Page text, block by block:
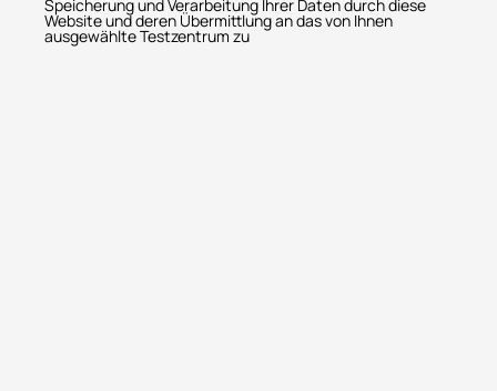
Speicherung und Verarbeitung Ihrer Daten durch diese
Website und deren Übermittlung an das von Ihnen
ausgewählte Testzentrum zu